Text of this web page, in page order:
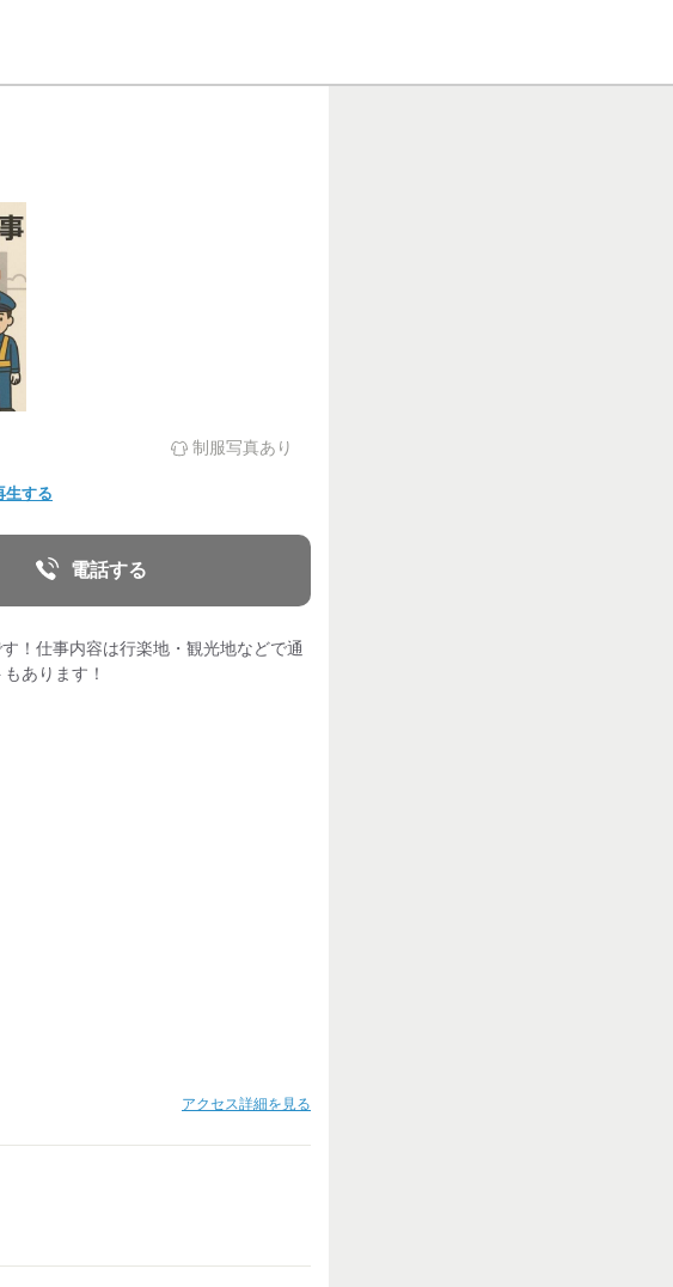
制服写真あり
生する
電話する
！仕事内容は行楽地・観光地などで通
あります！
アクセス詳細を見る